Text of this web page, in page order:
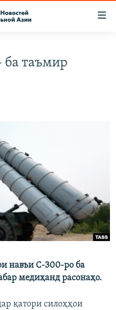
ба таъмир
навъи С-300-ро ба
медиҳанд расонаҳо.
қатори силоҳҳои